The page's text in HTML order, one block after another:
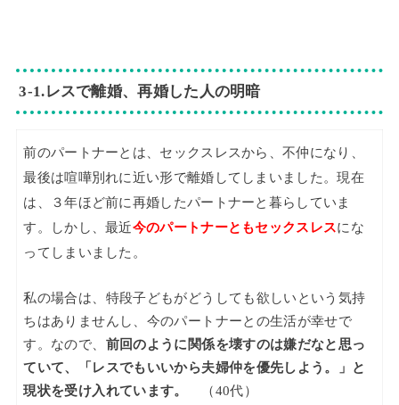
3‐1.レスで離婚、再婚した人の明暗
前のパートナーとは、セックスレスから、不仲になり、
最後は喧嘩別れに近い形で離婚してしまいました。現在
は、３年ほど前に再婚したパートナーと暮らしていま
す。しかし、最近今のパートナーともセックスレスにな
ってしまいました。
私の場合は、特段子どもがどうしても欲しいという気持
ちはありませんし、今のパートナーとの生活が幸せで
す。なので、 前回のように関係を壊すのは嫌だなと思っ
ていて、「レスでもいいから夫婦仲を優先しよう。」と
現状を受け入れています。
（40代）